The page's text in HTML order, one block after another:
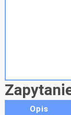
Opis